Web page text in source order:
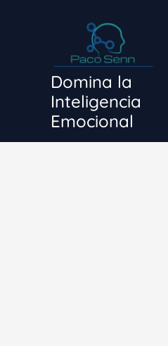
Domina la
Inteligencia
Emocional